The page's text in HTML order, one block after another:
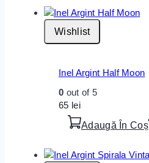
Wishlist
Inel Argint Half Moon
0 out of 5
65 lei
Adaugă În Coș